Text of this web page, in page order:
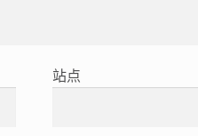
站点